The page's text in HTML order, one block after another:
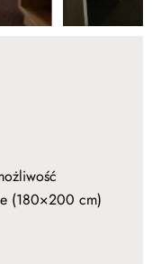
(180×200 cm)